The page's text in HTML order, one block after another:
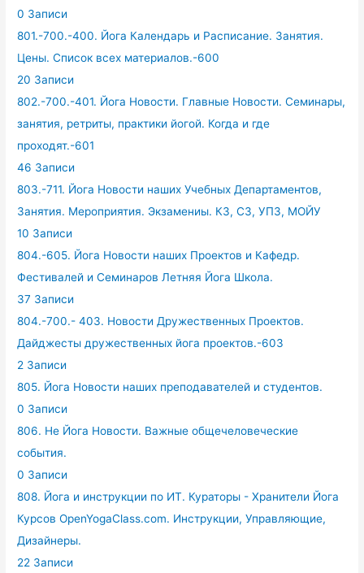
0 Записи
801.-700.-400. Йога Календарь и Расписание. Занятия.
Цены. Список всех материалов.-600
20 Записи
802.-700.-401. Йога Новости. Главные Новости. Семинары,
занятия, ретриты, практики йогой. Когда и где
проходят.-601
46 Записи
803.-711. Йога Новости наших Учебных Департаментов,
Занятия. Мероприятия. Экзамениы. КЗ, СЗ, УПЗ, МОЙУ
10 Записи
804.-605. Йога Новости наших Проектов и Кафедр.
Фестивалей и Семинаров Летняя Йога Школа.
37 Записи
804.-700.- 403. Новости Дружественных Проектов.
Дайджесты дружественных йога проектов.-603
2 Записи
805. Йога Новости наших преподавателей и студентов.
0 Записи
806. Не Йога Новости. Важные общечеловеческие
события.
0 Записи
808. Йога и инструкции по ИТ. Кураторы - Хранители Йога
Курсов OpenYogaClass.com. Инструкции, Управляющие,
Дизайнеры.
22 Записи